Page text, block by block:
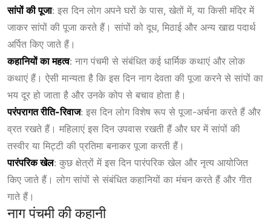
सांपों की पूजा: इस दिन लोग अपने घरों के पास, खेतों में, या किसी मंदिर में
जाकर सांपों की पूजा करते हैं। सांपों को दूध, मिठाई और अन्य खाद्य पदार्थ
अर्पित किए जाते हैं।
कहानियों का महत्व: नाग पंचमी से संबंधित कई धार्मिक कथाएं और लोक
कथाएं हैं। ऐसी मान्यता है कि इस दिन नाग देवता की पूजा करने से सांपों का
भय दूर हो जाता है और उनके कोप से बचाव होता है।
परंपरागत रीति-रिवाज: इस दिन लोग विशेष रूप से पूजा-अर्चना करते हैं और
व्रत रखते हैं। महिलाएं इस दिन उपवास रखती हैं और घर में सांपों की
तस्वीर या मिट्टी की प्रतिमा बनाकर पूजा करती हैं।
पारंपरिक खेल: कुछ क्षेत्रों में इस दिन पारंपरिक खेल और नृत्य आयोजित
किए जाते हैं। लोग सांपों से संबंधित कहानियों का मंचन करते हैं और गीत
गाते हैं।
नाग पंचमी की कहानी